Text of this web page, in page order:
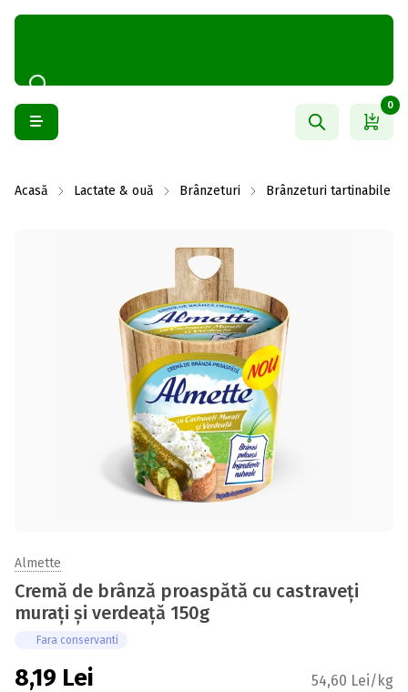
0
Acasă Lactate & ouă Brânzeturi Brânzeturi tartinabile
Almette
Cremă de brânză proaspătă cu castraveți
murați și verdeață 150g
Fara conservanti
8,19 Lei 54,60 Lei/kg